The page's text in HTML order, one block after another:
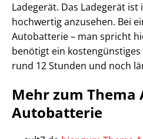
Ladegerät. Das Ladegerät ist
hochwertig anzusehen. Bei
Autobatterie – man spricht
benötigt ein
rund 12 Stunden und noch
Mehr zum Thema
Autobatterie